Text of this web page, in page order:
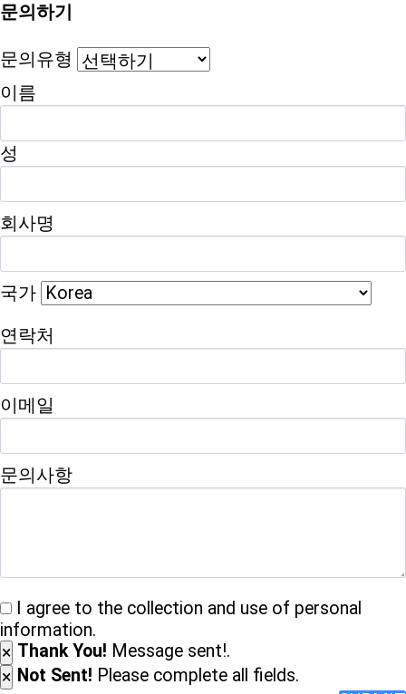
문의하기
문의유형
이름
성
회사명
국가
연락처
이메일
문의사항
I agree to the collection and use of personal
information.
× Thank You! Message sent!.
× Not Sent! Please complete all fields.
사업영역> 케이블/네트워크 계측 시스템
왔습니다. 그 중에서도 금속 케이블의 물리적
자체 개발 및 생산하고 있습니다. 이 밖에도
점차 변화되고 있는 산업 환경에 발맞춰
다양한 분야에 적용할 수 있는 모듈 타입의
제품들도 개발 및 공급하고 있습니다.
케이블 고장 네트워크 진단
케이블 진단